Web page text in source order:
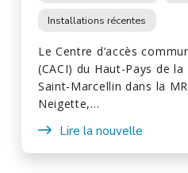
Installations récentes
Le Centre d’accès
(CACI) du Haut-Pays de
Saint-Marcellin dans la
Neigette,…
Lire la nouvelle